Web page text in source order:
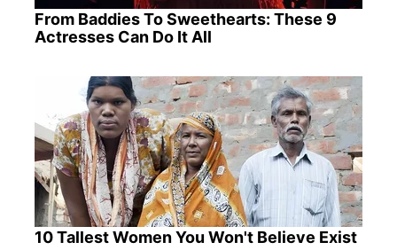
From Baddies To Sweethearts: These 9
Actresses Can Do It All
10 Tallest Women You Won't Believe Exist